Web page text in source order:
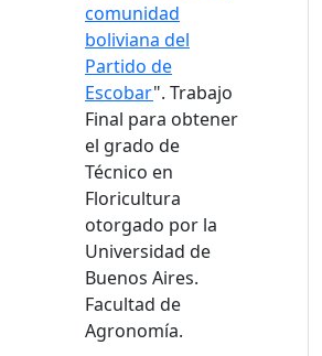
comunidad
boliviana del
Partido de
Escobar". Trabajo
Final para obtener
el grado de
Técnico en
Floricultura
otorgado por la
Universidad de
Buenos Aires.
Facultad de
Agronomía.